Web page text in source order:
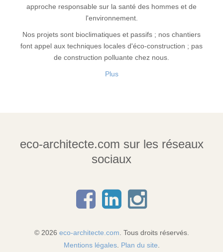
approche responsable sur la santé des hommes et de
l'environnement.
Nos projets sont bioclimatiques et passifs ; nos chantiers
font appel aux techniques locales d'éco-construction ; pas
de construction polluante chez nous.
Plus
eco-architecte.com sur les réseaux
sociaux
© 2026 eco-architecte.com . Tous droits réservés.
Mentions légales. Plan du site